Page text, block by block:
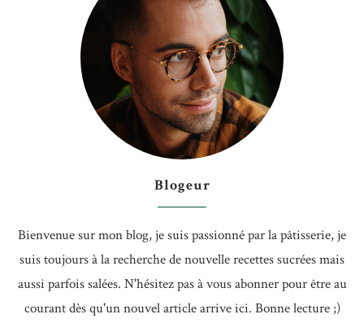
Blogeur
Bienvenue sur mon blog, je suis passionné par la pâtisserie, je
suis toujours à la recherche de nouvelle recettes sucrées mais
aussi parfois salées. N'hésitez pas à vous abonner pour être au
courant dès qu'un nouvel article arrive ici. Bonne lecture ;)